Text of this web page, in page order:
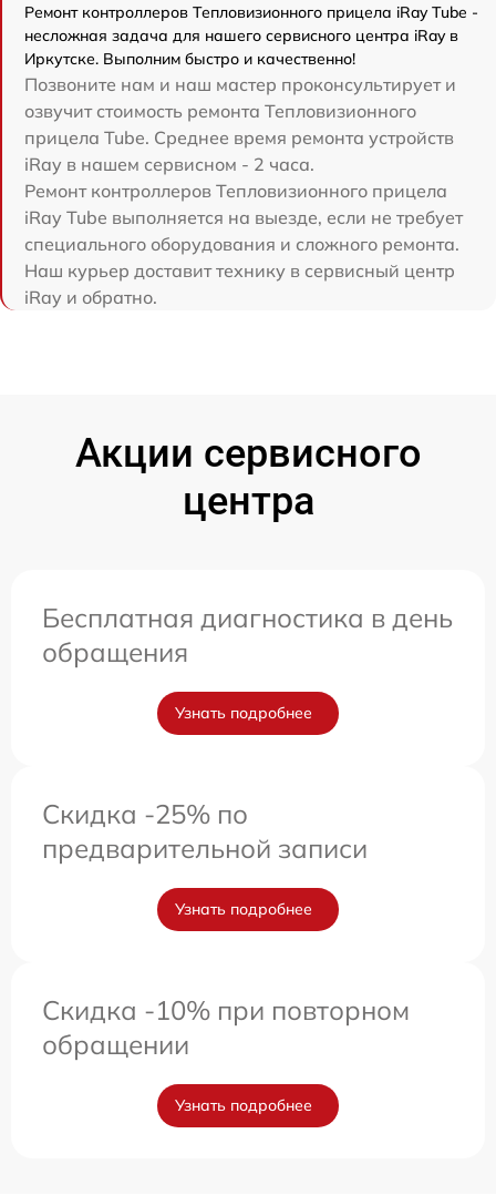
Ремонт контроллеров Тепловизионного прицела iRay Tube -
несложная задача для нашего сервисного центра iRay в
Иркутске. Выполним быстро и качественно!
Позвоните нам и наш мастер проконсультирует и
озвучит стоимость ремонта Тепловизионного
прицела Tube. Среднее время ремонта устройств
iRay в нашем сервисном - 2 часа.
Ремонт контроллеров Тепловизионного прицела
iRay Tube выполняется на выезде, если не требует
специального оборудования и сложного ремонта.
Наш курьер доставит технику в сервисный центр
iRay и обратно.
Акции сервисного
центра
Бесплатная диагностика в день
обращения
Узнать подробнее
Скидка -25% по
предварительной записи
Узнать подробнее
Скидка -10% при повторном
обращении
Узнать подробнее